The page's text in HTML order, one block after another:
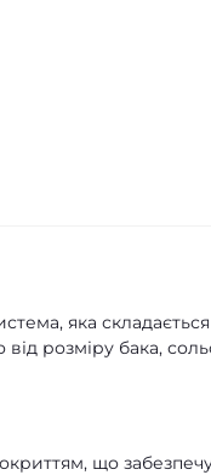
яка
розміру бака,
що